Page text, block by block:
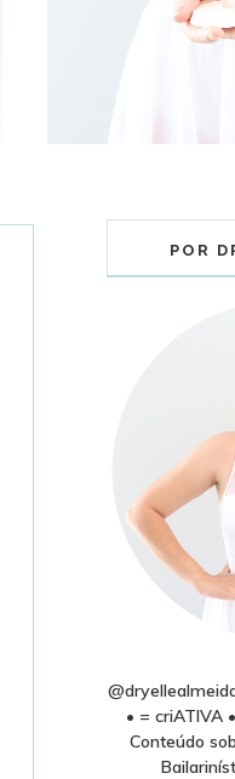
POR
• = criATIVA
Conteúdo